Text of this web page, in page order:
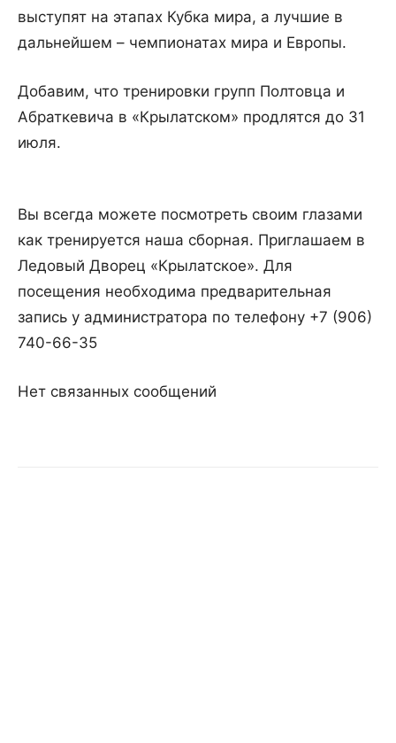
выступят на этапах Кубка мира, а лучшие в
дальнейшем – чемпионатах мира и Европы.
Добавим, что тренировки групп Полтовца и
Абраткевича в «Крылатском» продлятся до 31
июля.
Вы всегда можете посмотреть своим глазами
как тренируется наша сборная. Приглашаем в
Ледовый Дворец «Крылатское». Для
посещения необходима предварительная
запись у администратора по телефону +7 (906)
740-66-35
Нет связанных сообщений